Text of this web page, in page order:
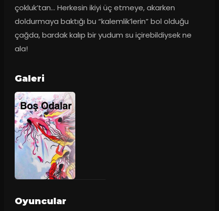
çokluk’tan… Herkesin ikiyi üç etmeye, akarken
doldurmaya baktığı bu “kalemlik’lerin” bol olduğu
çağda, bardak kalıp bir yudum su içirebildiysek ne
ala!
Galeri
Oyuncular